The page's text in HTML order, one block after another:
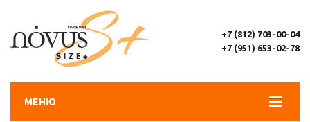
МЕНЮ
+7 (812) 703-00-04
+7 (951) 653-02-78